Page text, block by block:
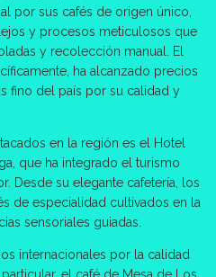
por sus cafés de origen único,
y procesos meticulosos que
y recolección manual. El
ha alcanzado precios
fino del país por su calidad y
en la región es el Hotel
que ha integrado el turismo
Desde su elegante cafetería, los
de especialidad cultivados en la
sensoriales guiadas.
internacionales por la calidad
el café de Mesa de Los